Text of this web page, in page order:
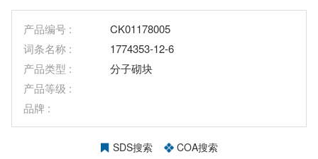
产品编号 :
CK01178005
词条名称 :
1774353-12-6
产品类型 :
分子砌块
产品等级 :
品牌 :
SDS搜索 COA搜索